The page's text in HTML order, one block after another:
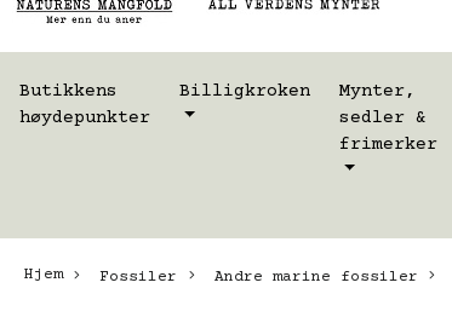
Butikkens
høydepunkter
Billigkroken
Mynter,
sedler &
frimerker
Hjem Fossiler Andre marine fossiler